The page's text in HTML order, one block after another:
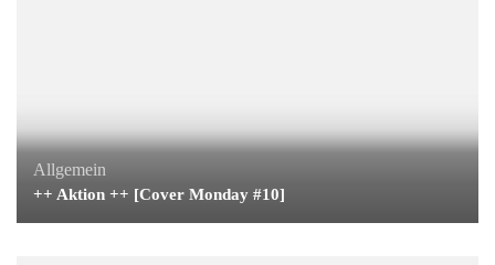
Allgemein
++ Aktion ++ [Cover Monday #10]